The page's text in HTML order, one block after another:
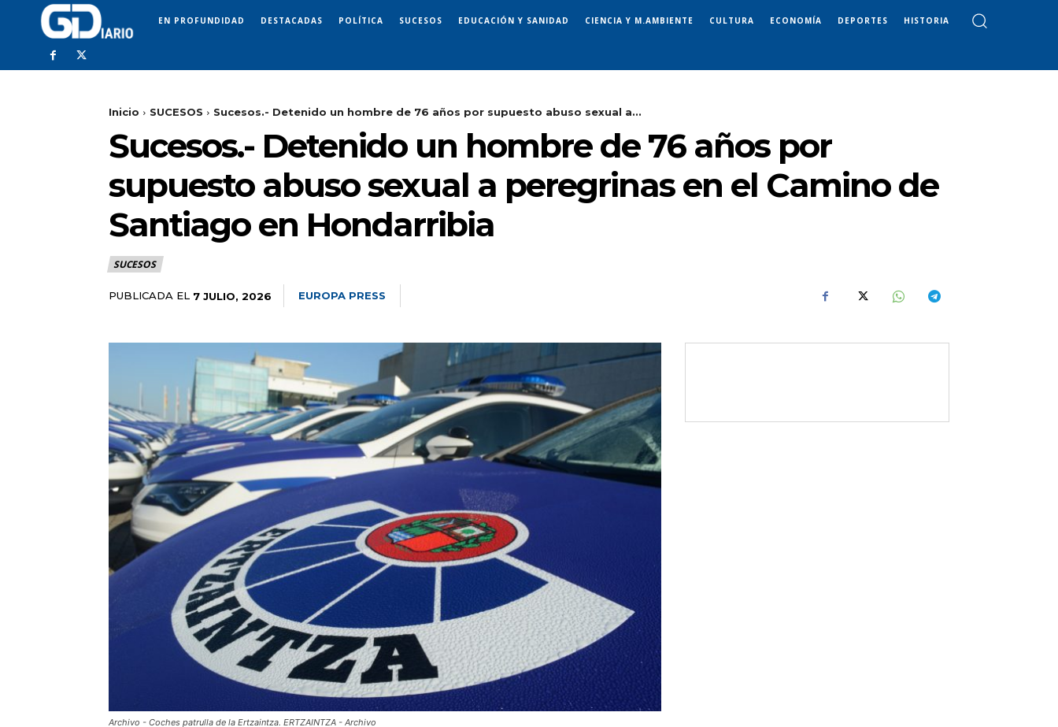
EN PROFUNDIDAD DESTACADAS POLÍTICA SUCESOS EDUCACIÓN Y SANIDAD CIENCIA Y M.AMBIENTE CULTURA ECONOMÍA DEPORTES HISTORIA
Inicio SUCESOS Sucesos.- Detenido un hombre de 76 años por supuesto abuso sexual a...
Sucesos.- Detenido un hombre de 76 años por
supuesto abuso sexual a peregrinas en el Camino de
Santiago en Hondarribia
SUCESOS
PUBLICADA EL 7 JULIO, 2026 EUROPA PRESS
Archivo - Coches patrulla de la Ertzaintza. ERTZAINTZA - Archivo